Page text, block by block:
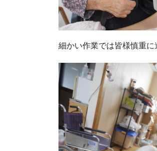
細かい作業では皆様慎重に